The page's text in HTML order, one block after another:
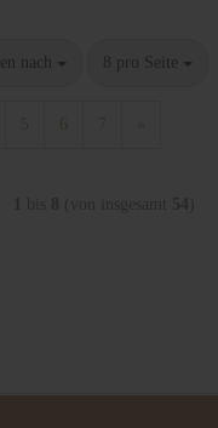
nach 8 pro Seite
5 6 7 »